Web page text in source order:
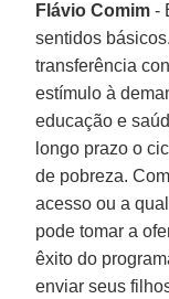
Flávio Comim -
sentidos básicos.
transferência
estímulo à
educação e
longo prazo o
de pobreza.
acesso ou a
pode tomar a
êxito do
enviar seus